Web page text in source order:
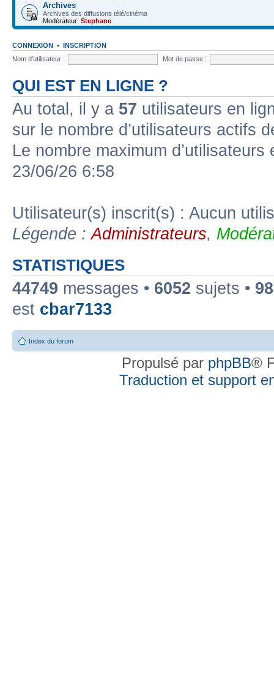
Archives
Archives des diffusions télé/cinéma
Modérateur: Stephane
CONNEXION • INSCRIPTION
Nom d’utilisateur :
Mot de passe :
QUI EST EN LIGNE ?
Au total, il y a 57 utilisateurs en
sur le nombre d’utilisateurs actifs
Le nombre maximum
23/06/26 6:58
Utilisateur(s) inscrit(s) : Aucun
Légende :Administrateurs,
STATISTIQUES
44749 messages • 6052 sujets •
est cbar7133
Index du forum
Propulsé par phpBB®
Traduction et support